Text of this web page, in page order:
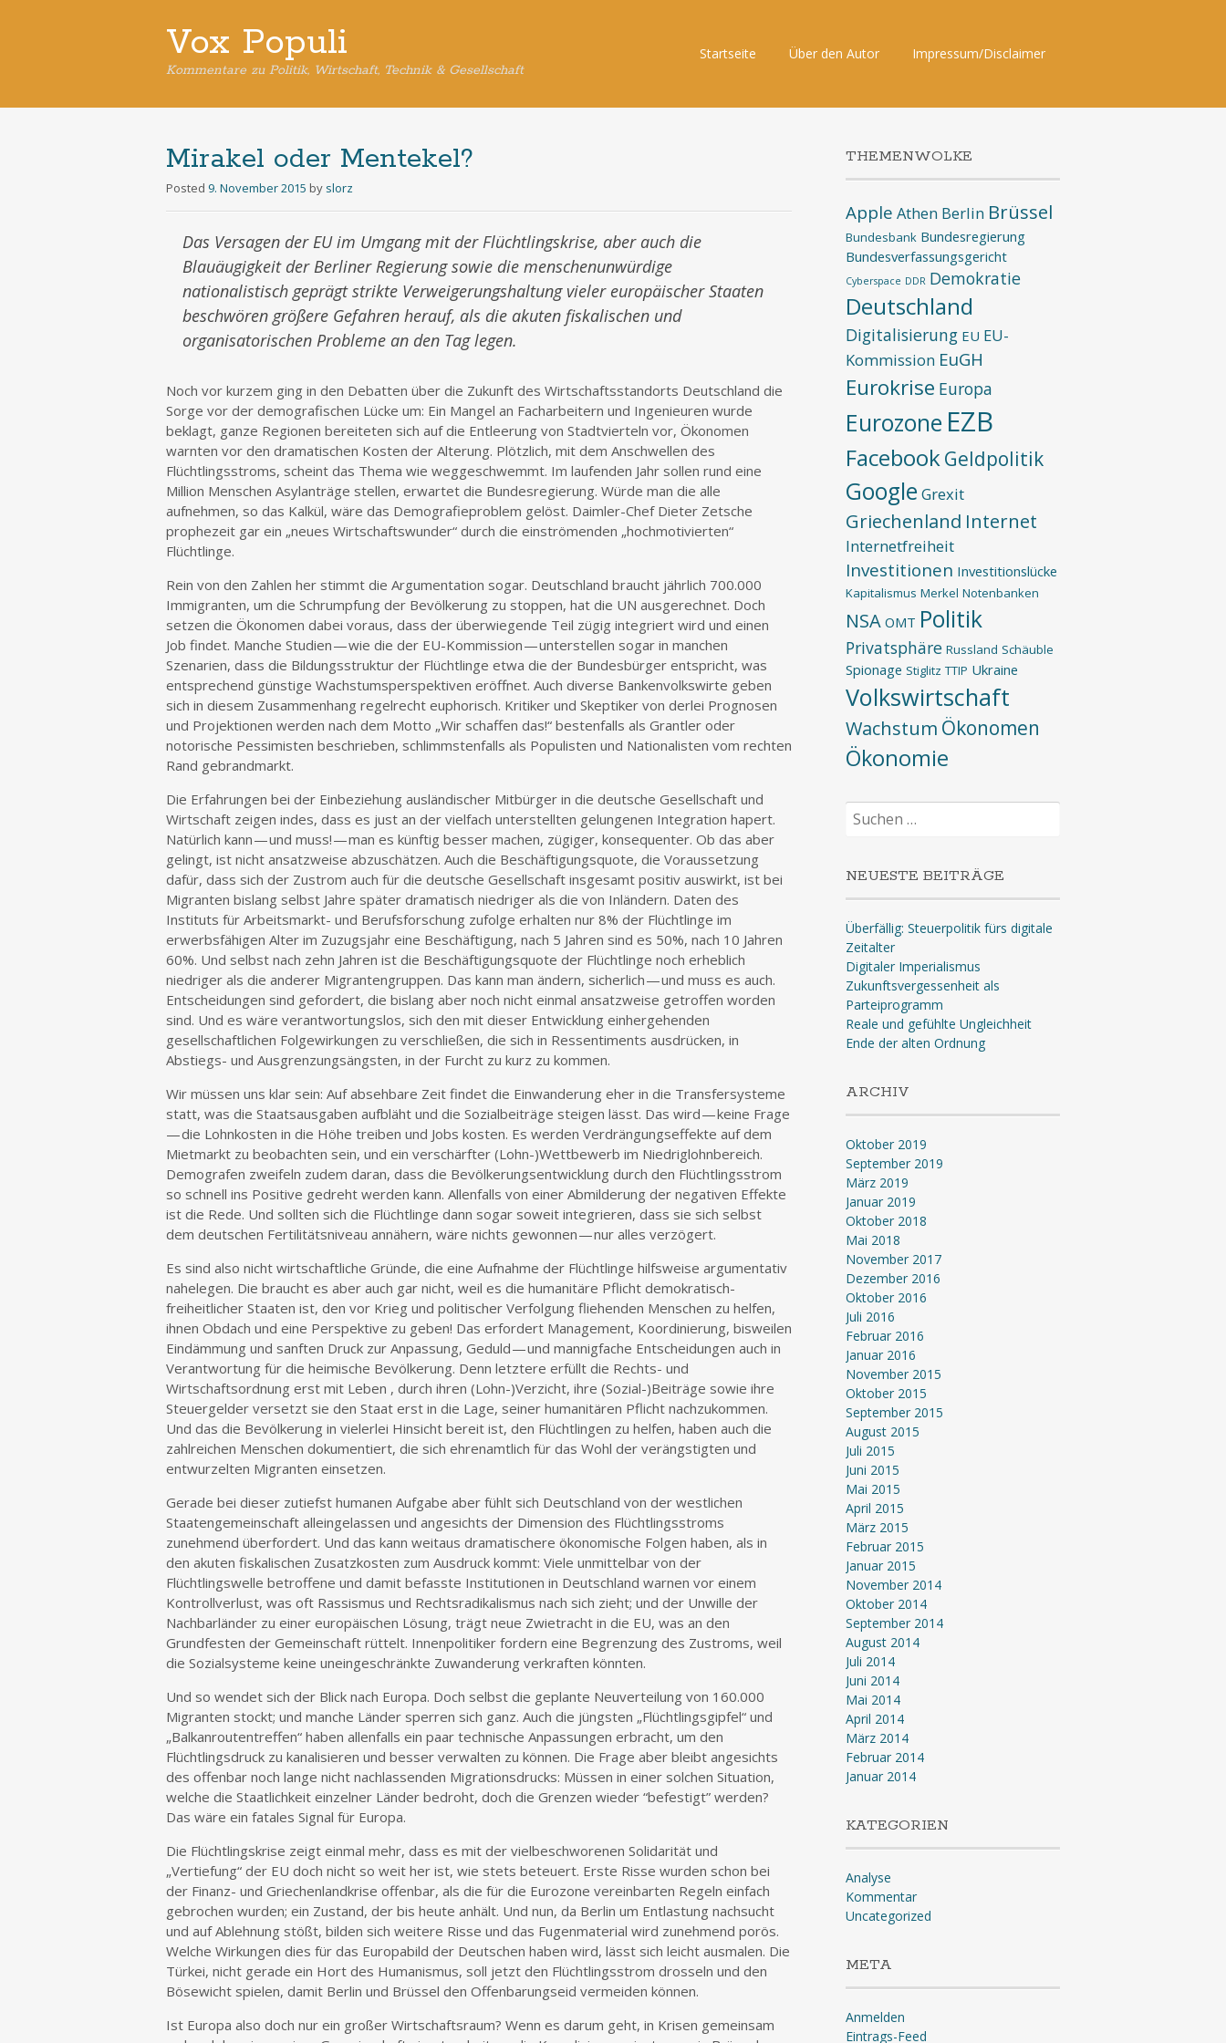
Vox Populi
Kommentare zu Politik, Wirtschaft, Technik & Gesellschaft
Skip
Startseite Über den Autor Impressum/Disclaimer
Mirakel oder Mentekel?
Posted 9. November 2015 by slorz
Das Versagen der EU im Umgang mit der Flüchtlingskrise, aber auch die
Blauäugigkeit der Berliner Regierung sowie die menschenunwürdige
nationalistisch geprägt strikte Verweigerungshaltung vieler europäischer Staaten
beschwören größere Gefahren herauf, als die akuten fiskalischen und
organisatorischen Probleme an den Tag legen.
Noch vor kurzem ging in den Debatten über die Zukunft des Wirtschaftsstandorts Deutschland die
Sorge vor der demografischen Lücke um: Ein Mangel an Facharbeitern und Ingenieuren wurde
beklagt, ganze Regionen bereiteten sich auf die Entleerung von Stadtvierteln vor, Ökonomen
warnten vor den dramatischen Kosten der Alterung. Plötzlich, mit dem Anschwellen des
Flüchtlingsstroms, scheint das Thema wie weggeschwemmt. Im laufenden Jahr sollen rund eine
Million Menschen Asylanträge stellen, erwartet die Bundesregierung. Würde man die alle
aufnehmen, so das Kalkül, wäre das Demografieproblem gelöst. Daimler-Chef Dieter Zetsche
prophezeit gar ein „neues Wirtschaftswunder“ durch die einströmenden „hochmotivierten“
Flüchtlinge.
Rein von den Zahlen her stimmt die Argumentation sogar. Deutschland braucht jährlich 700.000
Immigranten, um die Schrumpfung der Bevölkerung zu stoppen, hat die UN ausgerechnet. Doch
setzen die Ökonomen dabei voraus, dass der überwiegende Teil zügig integriert wird und einen
Job findet. Manche Studien — wie die der EU-Kommission — unterstellen sogar in manchen
Szenarien, dass die Bildungsstruktur der Flüchtlinge etwa die der Bundesbürger entspricht, was
entsprechend günstige Wachstumsperspektiven eröffnet. Auch diverse Bankenvolkswirte geben
sich in diesem Zusammenhang regelrecht euphorisch. Kritiker und Skeptiker von derlei Prognosen
und Projektionen werden nach dem Motto „Wir schaffen das!“ bestenfalls als Grantler oder
notorische Pessimisten beschrieben, schlimmstenfalls als Populisten und Nationalisten vom rechten
Rand gebrandmarkt.
Die Erfahrungen bei der Einbeziehung ausländischer Mitbürger in die deutsche Gesellschaft und
Wirtschaft zeigen indes, dass es just an der vielfach unterstellten gelungenen Integration hapert.
Natürlich kann — und muss! — man es künftig besser machen, zügiger, konsequenter. Ob das aber
gelingt, ist nicht ansatzweise abzuschätzen. Auch die Beschäftigungsquote, die Voraussetzung
dafür, dass sich der Zustrom auch für die deutsche Gesellschaft insgesamt positiv auswirkt, ist bei
Migranten bislang selbst Jahre später dramatisch niedriger als die von Inländern. Daten des
Instituts für Arbeitsmarkt- und Berufsforschung zufolge erhalten nur 8% der Flüchtlinge im
erwerbsfähigen Alter im Zuzugsjahr eine Beschäftigung, nach 5 Jahren sind es 50%, nach 10 Jahren
60%. Und selbst nach zehn Jahren ist die Beschäftigungsquote der Flüchtlinge noch erheblich
niedriger als die anderer Migrantengruppen. Das kann man ändern, sicherlich — und muss es auch.
Entscheidungen sind gefordert, die bislang aber noch nicht einmal ansatzweise getroffen worden
sind. Und es wäre verantwortungslos, sich den mit dieser Entwicklung einhergehenden
gesellschaftlichen Folgewirkungen zu verschließen, die sich in Ressentiments ausdrücken, in
Abstiegs- und Ausgrenzungsängsten, in der Furcht zu kurz zu kommen.
Wir müssen uns klar sein: Auf absehbare Zeit findet die Einwanderung eher in die Transfersysteme
statt, was die Staatsausgaben aufbläht und die Sozialbeiträge steigen lässt. Das wird — keine Frage
— die Lohnkosten in die Höhe treiben und Jobs kosten. Es werden Verdrängungseffekte auf dem
Mietmarkt zu beobachten sein, und ein verschärfter (Lohn-)Wettbewerb im Niedriglohnbereich.
Demografen zweifeln zudem daran, dass die Bevölkerungsentwicklung durch den Flüchtlingsstrom
so schnell ins Positive gedreht werden kann. Allenfalls von einer Abmilderung der negativen Effekte
ist die Rede. Und sollten sich die Flüchtlinge dann sogar soweit integrieren, dass sie sich selbst
dem deutschen Fertilitätsniveau annähern, wäre nichts gewonnen — nur alles verzögert.
Es sind also nicht wirtschaftliche Gründe, die eine Aufnahme der Flüchtlinge hilfsweise argumentativ
nahelegen. Die braucht es aber auch gar nicht, weil es die humanitäre Pflicht demokratisch-
freiheitlicher Staaten ist, den vor Krieg und politischer Verfolgung fliehenden Menschen zu helfen,
ihnen Obdach und eine Perspektive zu geben! Das erfordert Management, Koordinierung, bisweilen
Eindämmung und sanften Druck zur Anpassung, Geduld — und mannigfache Entscheidungen auch in
Verantwortung für die heimische Bevölkerung. Denn letztere erfüllt die Rechts- und
Wirtschaftsordnung erst mit Leben , durch ihren (Lohn-)Verzicht, ihre (Sozial-)Beiträge sowie ihre
Steuergelder versetzt sie den Staat erst in die Lage, seiner humanitären Pflicht nachzukommen.
Und das die Bevölkerung in vielerlei Hinsicht bereit ist, den Flüchtlingen zu helfen, haben auch die
zahlreichen Menschen dokumentiert, die sich ehrenamtlich für das Wohl der verängstigten und
entwurzelten Migranten einsetzen.
Gerade bei dieser zutiefst humanen Aufgabe aber fühlt sich Deutschland von der westlichen
Staatengemeinschaft alleingelassen und angesichts der Dimension des Flüchtlingsstroms
zunehmend überfordert. Und das kann weitaus dramatischere ökonomische Folgen haben, als in
den akuten fiskalischen Zusatzkosten zum Ausdruck kommt: Viele unmittelbar von der
Flüchtlingswelle betroffene und damit befasste Institutionen in Deutschland warnen vor einem
Kontrollverlust, was oft Rassismus und Rechtsradikalismus nach sich zieht; und der Unwille der
Nachbarländer zu einer europäischen Lösung, trägt neue Zwietracht in die EU, was an den
Grundfesten der Gemeinschaft rüttelt. Innenpolitiker fordern eine Begrenzung des Zustroms, weil
die Sozialsysteme keine uneingeschränkte Zuwanderung verkraften könnten.
Und so wendet sich der Blick nach Europa. Doch selbst die geplante Neuverteilung von 160.000
Migranten stockt; und manche Länder sperren sich ganz. Auch die jüngsten „Flüchtlingsgipfel“ und
„Balkanroutentreffen“ haben allenfalls ein paar technische Anpassungen erbracht, um den
Flüchtlingsdruck zu kanalisieren und besser verwalten zu können. Die Frage aber bleibt angesichts
des offenbar noch lange nicht nachlassenden Migrationsdrucks: Müssen in einer solchen Situation,
welche die Staatlichkeit einzelner Länder bedroht, doch die Grenzen wieder “befestigt” werden?
Das wäre ein fatales Signal für Europa.
Die Flüchtlingskrise zeigt einmal mehr, dass es mit der vielbeschworenen Solidarität und
„Vertiefung“ der EU doch nicht so weit her ist, wie stets beteuert. Erste Risse wurden schon bei
der Finanz- und Griechenlandkrise offenbar, als die für die Eurozone vereinbarten Regeln einfach
gebrochen wurden; ein Zustand, der bis heute anhält. Und nun, da Berlin um Entlastung nachsucht
und auf Ablehnung stößt, bilden sich weitere Risse und das Fugenmaterial wird zunehmend porös.
Welche Wirkungen dies für das Europabild der Deutschen haben wird, lässt sich leicht ausmalen. Die
Türkei, nicht gerade ein Hort des Humanismus, soll jetzt den Flüchtlingsstrom drosseln und den
Bösewicht spielen, damit Berlin und Brüssel den Offenbarungseid vermeiden können.
Ist Europa also doch nur ein großer Wirtschaftsraum? Wenn es darum geht, in Krisen gemeinsam
THEMENWOLKE
Apple Athen Berlin Brüssel
Bundesbank Bundesregierung
Bundesverfassungsgericht
Cyberspace DDR Demokratie
Deutschland
Digitalisierung EU EU-
Kommission EuGH
Eurokrise Europa
Eurozone EZB
FacebookGeldpolitik
Google Grexit
Griechenland Internet
Internetfreiheit
Investitionen Investitionslücke
Kapitalismus Merkel Notenbanken
NSA OMT Politik
Privatsphäre Russland Schäuble
Spionage Stiglitz TTIP Ukraine
Volkswirtschaft
Wachstum Ökonomen
Ökonomie
Suchen
nach:
NEUESTE BEITRÄGE
Überfällig: Steuerpolitik fürs digitale
Zeitalter
Digitaler Imperialismus
Zukunftsvergessenheit als
Parteiprogramm
Reale und gefühlte Ungleichheit
Ende der alten Ordnung
ARCHIV
Oktober 2019
September 2019
März 2019
Januar 2019
Oktober 2018
Mai 2018
November 2017
Dezember 2016
Oktober 2016
Juli 2016
Februar 2016
Januar 2016
November 2015
Oktober 2015
September 2015
August 2015
Juli 2015
Juni 2015
Mai 2015
April 2015
März 2015
Februar 2015
Januar 2015
November 2014
Oktober 2014
September 2014
August 2014
Juli 2014
Juni 2014
Mai 2014
April 2014
März 2014
Februar 2014
Januar 2014
KATEGORIEN
Analyse
Kommentar
Uncategorized
META
Anmelden
Eintrags-Feed